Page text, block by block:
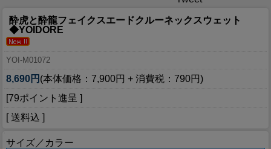
酔虎と酔龍フェイクスエードクルーネックスウェット
◆YOIDORE
YOI-M01072
8,690円 (本体価格：7,900円 + 消費税：790円)
[79ポイント進呈 ]
[ 送料込 ]
サイズ／カラー